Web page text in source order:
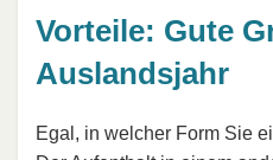
Vorteile: Gute
Auslandsjahr
Egal, in welcher Form Sie